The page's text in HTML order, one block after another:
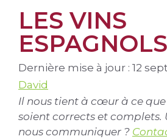
LES VINS
ESPAGNOLS
Dernière mise à jour : 12
David
Il nous tient à cœur à ce
soient corrects et complets.
nous communiquer ?